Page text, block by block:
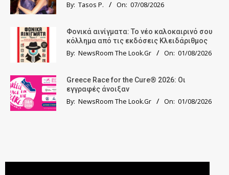
By: Tasos P. On: 07/08/2026
Φονικά αινίγματα: Το νέο καλοκαιρινό σου
κόλλημα από τις εκδόσεις Κλειδάριθμος
By: NewsRoom The Look.Gr On: 01/08/2026
Greece Race for the Cure® 2026: Οι
εγγραφές άνοιξαν
By: NewsRoom The Look.Gr On: 01/08/2026